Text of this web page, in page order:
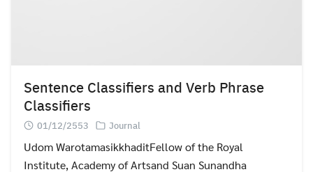
Sentence Classifiers and Verb Phrase
Classifiers
01/12/2553 Journal
Udom WarotamasikkhaditFellow of the Royal
Institute, Academy of Artsand Suan Sunandha